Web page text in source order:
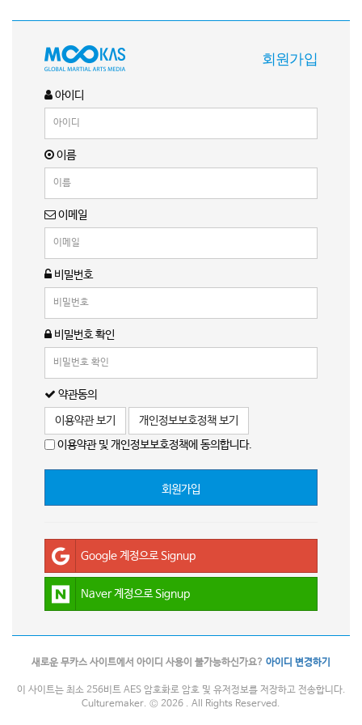
회원가입
아이디
이름
이메일
비밀번호
비밀번호 확인
약관동의
이용약관 보기
개인정보보호정책 보기
이용약관 및 개인정보보호정책에 동의합니다.
회원가입
Google 계정으로 Signup
Naver 계정으로 Signup
새로운 무카스 사이트에서 아이디 사용이 불가능하신가요? 아이디 변경하기
이 사이트는 최소 256비트 AES 암호화로 암호 및 유저정보를 저장하고 전송합니다.
Culturemaker. © 2026 . All Rights Reserved.